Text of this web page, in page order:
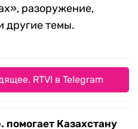
разоружение,
другие темы.
RTVI в Telegram
помогает Казахстану